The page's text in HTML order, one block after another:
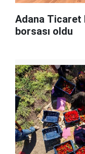
Adana Ticaret
borsası oldu